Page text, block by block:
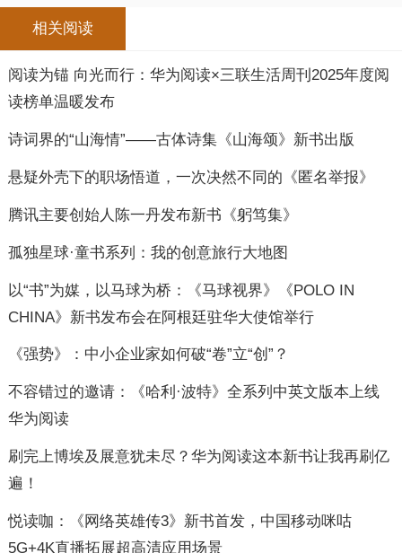
相关阅读
阅读为锚 向光而行：华为阅读×三联生活周刊2025年度阅
读榜单温暖发布
诗词界的“山海情”——古体诗集《山海颂》新书出版
悬疑外壳下的职场悟道，一次决然不同的《匿名举报》
腾讯主要创始人陈一丹发布新书《躬笃集》
孤独星球·童书系列：我的创意旅行大地图
以“书”为媒，以马球为桥：《马球视界》《POLO IN
CHINA》新书发布会在阿根廷驻华大使馆举行
《强势》：中小企业家如何破“卷”立“创”？
不容错过的邀请：《哈利·波特》全系列中英文版本上线
华为阅读
刷完上博埃及展意犹未尽？华为阅读这本新书让我再刷亿
遍！
悦读咖：《网络英雄传3》新书首发，中国移动咪咕
5G+4K直播拓展超高清应用场景